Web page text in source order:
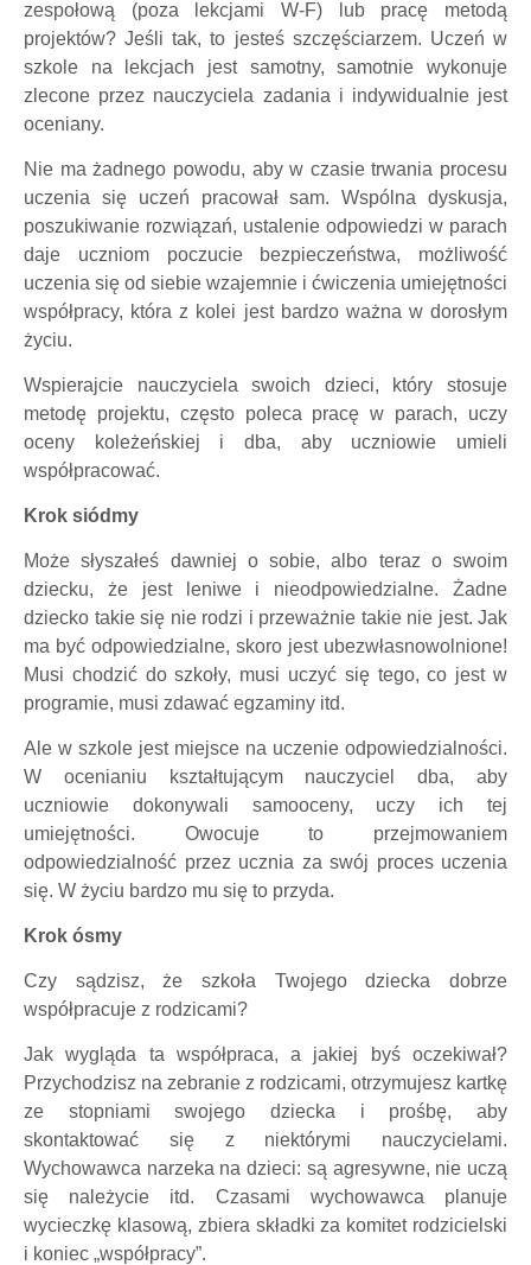
zespołową (poza lekcjami W-F) lub pracę metodą
projektów? Jeśli tak, to jesteś szczęściarzem. Uczeń w
szkole na lekcjach jest samotny, samotnie wykonuje
zlecone przez nauczyciela zadania i indywidualnie jest
oceniany.
Nie ma żadnego powodu, aby w czasie trwania procesu
uczenia się uczeń pracował sam. Wspólna dyskusja,
poszukiwanie rozwiązań, ustalenie odpowiedzi w parach
daje uczniom poczucie bezpieczeństwa, możliwość
uczenia się od siebie wzajemnie i ćwiczenia umiejętności
współpracy, która z kolei jest bardzo ważna w dorosłym
życiu.
Wspierajcie nauczyciela swoich dzieci, który stosuje
metodę projektu, często poleca pracę w parach, uczy
oceny koleżeńskiej i dba, aby uczniowie umieli
współpracować.
Krok siódmy
Może słyszałeś dawniej o sobie, albo teraz o swoim
dziecku, że jest leniwe i nieodpowiedzialne. Żadne
dziecko takie się nie rodzi i przeważnie takie nie jest. Jak
ma być odpowiedzialne, skoro jest ubezwłasnowolnione!
Musi chodzić do szkoły, musi uczyć się tego, co jest w
programie, musi zdawać egzaminy itd.
Ale w szkole jest miejsce na uczenie odpowiedzialności.
W ocenianiu kształtującym nauczyciel dba, aby
uczniowie dokonywali samooceny, uczy ich tej
umiejętności. Owocuje to przejmowaniem
odpowiedzialność przez ucznia za swój proces uczenia
się. W życiu bardzo mu się to przyda.
Krok ósmy
Czy sądzisz, że szkoła Twojego dziecka dobrze
współpracuje z rodzicami?
Jak wygląda ta współpraca, a jakiej byś oczekiwał?
Przychodzisz na zebranie z rodzicami, otrzymujesz kartkę
ze stopniami swojego dziecka i prośbę, aby
skontaktować się z niektórymi nauczycielami.
Wychowawca narzeka na dzieci: są agresywne, nie uczą
się należycie itd. Czasami wychowawca planuje
wycieczkę klasową, zbiera składki za komitet rodzicielski
i koniec „współpracy”.